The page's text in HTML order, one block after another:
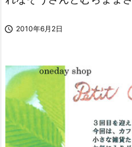
 2010年6月2日